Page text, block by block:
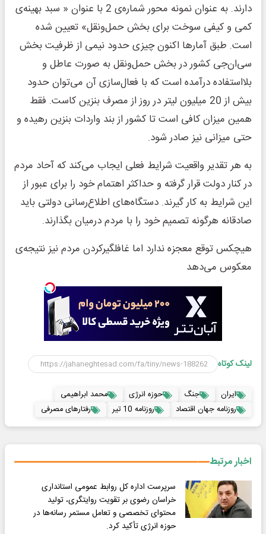
دارند. به عنوان نمونه محور شماره‌ی 2 با عنوان « سبد بهینه‌ی
کمی و کیفی سوخت برای بخش حمل‌و‌نقل» تعیین شده
است. طبق آمارها اکنون چیزی حدود نیمی از ظرفیت بخش
سی‌ان‌جی کشور در بخش حمل‌و‌نقل به صورت عاطل و
بلااستفاده درآمده است که با فعال‌سازی آن می‌توان حدود
بیش از 20 میلیون لیتر در روز از مصرف بنزین کاست. فقط
همین میزان کافی است تا کشور از بند واردات بنزین رهیده و
حتی میزانی نیز صادر شود.
به هر تقدیر واقعیت شرایط فعلی ایجاب می‌کند که آحاد مردم
در کنار دولت قرار گرفته و حداکثر اهتمام خود را برای عبور از
این شرایط به کار گیرند. دستگاه‌های اطلاع‌رسانی دولتی باید
صادقانه هرگونه تصمیم خود را با مردم درمیان بگذارند.
هیچکس توقع معجزه ندارد اما غافلگیرکردن مردم نیز نتیجه‌ی
معکوس می‌دهد
لینک کوتاه
ایران جنگ حوزه انرژی
محمد ابراهیمی
روزنامه جهان اقتصاد
روزنامه 10 تیر رفتارهای مصرفی
اخبار مرتبط
سرپرست اداره کل روابط عمومی استانداری
خراسان رضوی بر تقویت روایتگری، تولید
محتوای تخصصی و تعامل مستمر رسانه‌ها در
حوزه انرژی تأکید کرد.